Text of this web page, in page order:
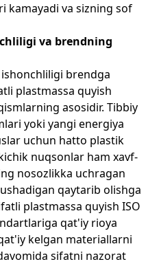
va sizning sof
va brendning
brendga
plastmassa quyish
asosidir. Tibbiy
yoki yangi energiya
uchun hatto plastik
nuqsonlar ham xavf-
nosozlikka uchragan
qaytarib olishga
plastmassa quyish ISO
qat'iy rioya
kelgan materiallarni
sifatni nazorat